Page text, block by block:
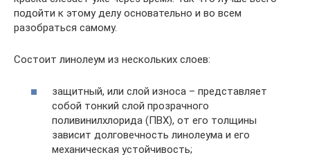
подойти к этому делу основательно и во всем
разобраться самому.
Состоит линолеум из нескольких слоев:
защитный, или слой износа – представляет
собой тонкий слой прозрачного
поливинилхлорида (ПВХ), от его толщины
зависит долговечность линолеума и его
механическая устойчивость;